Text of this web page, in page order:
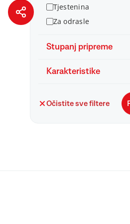
Tjestenina
Za odrasle
Stupanj pripreme
Karakteristike
Očistite sve filtere